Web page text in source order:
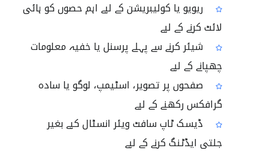
ریویو یا کولیبریشن کے لیے اہم حصوں کو ہائی
لائٹ کرنے کے لیے
شیئر کرنے سے پہلے پرسنل یا خفیہ معلومات
چھپانے کے لیے
صفحوں پر تصویر، اسٹیمپ، لوگو یا سادہ
گرافکس رکھنے کے لیے
ڈیسک ٹاپ سافٹ ویئر انسٹال کیے بغیر
جلتی ایڈٹنگ کرنے کے لیے